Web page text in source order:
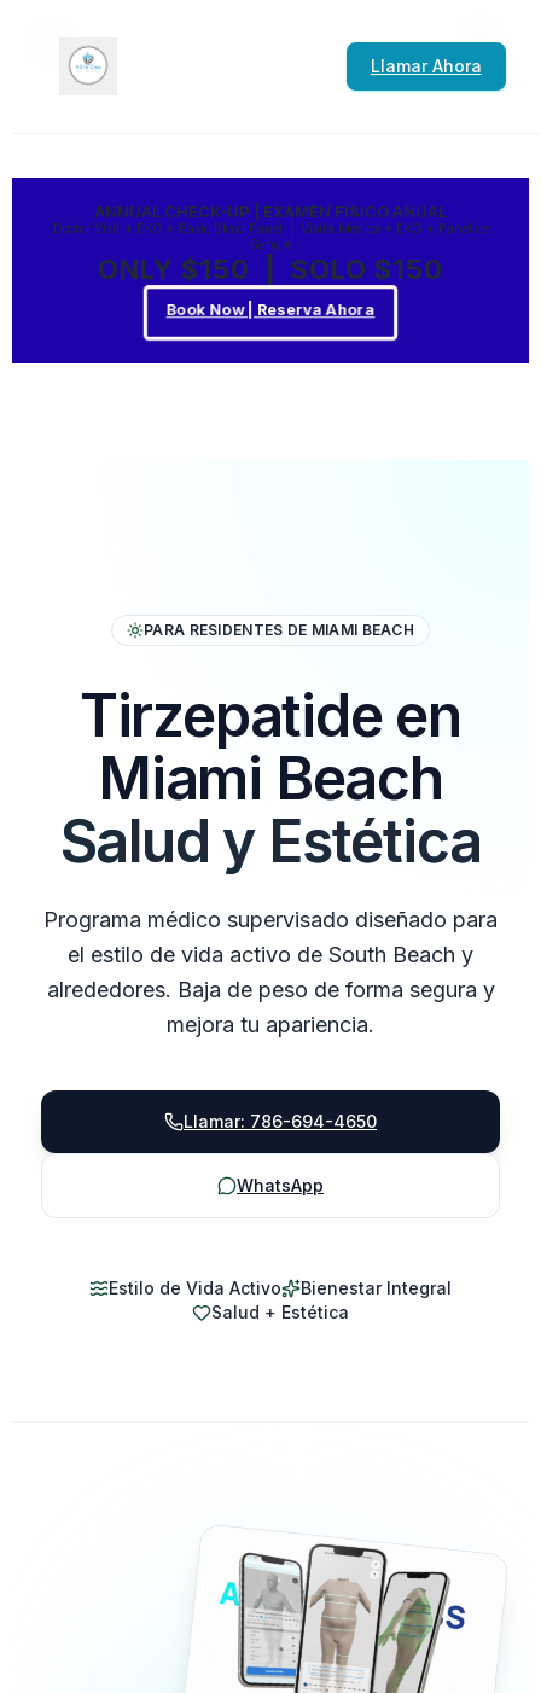
ANNUAL CHECK-UP | EXAMEN FÍSICO ANUAL
Doctor Visit + EKG + Basic Blood Panel | Visita Médica + EKG + Panel de
Sangre
ONLY $150 | SOLO $150
Book Now | Reserva Ahora
Llamar Ahora
PARA RESIDENTES DE MIAMI BEACH
Tirzepatide en
Miami Beach
Salud y Estética
Programa médico supervisado diseñado para
el estilo de vida activo de South Beach y
alrededores. Baja de peso de forma segura y
mejora tu apariencia.
Llamar: 786-694-4650
WhatsApp
Estilo de Vida Activo
Bienestar Integral
Salud + Estética